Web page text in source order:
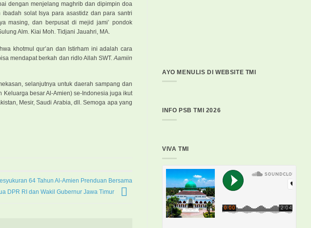
dengan menjelang maghrib dan dipimpin doa
solat Isya para asastidz dan para santri
masing, dan berpusat di mejid jami’ pondok
Alm. Kiai Moh. Tidjani Jauahri, MA.
khotmul qur’an dan Istirham ini adalah cara
mendapat berkah dan ridlo Allah SWT. Aamiin
selanjutnya untuk daerah sampang dan
besar Al-Amien) se-Indonesia juga ikut
Mesir, Saudi Arabia, dll. Semoga apa yang
64 Tahun Al-Amien Prenduan Bersama
DPR RI dan Wakil Gubernur Jawa Timur
AYO MENULIS DI WEBSITE TMI
INFO PSB TMI 2026
VIVA TMI